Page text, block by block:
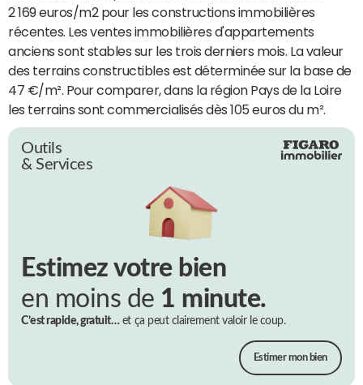
2 169 euros/m2 pour les constructions immobilières
récentes. Les ventes immobilières d'appartements
anciens sont stables sur les trois derniers mois. La valeur
des terrains constructibles est déterminée sur la base de
47 €/m². Pour comparer, dans la région Pays de la Loire
les terrains sont commercialisés dès 105 euros du m².
Outils
& Services
Estimez votre bien
en moins de 1 minute.
C’est rapide, gratuit…et ça peut clairement valoir le coup.
Estimer mon bien